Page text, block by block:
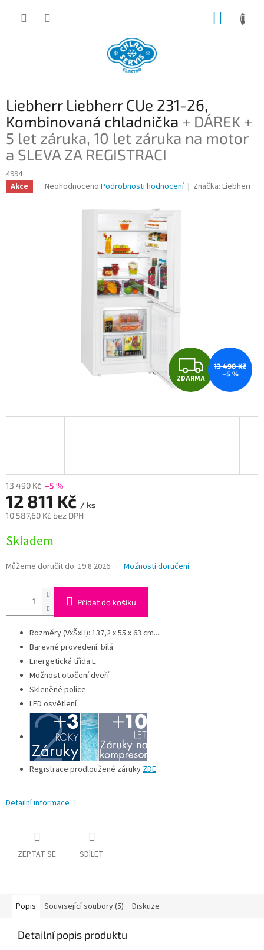
Liebherr Liebherr CUe 231-26,
Kombinovaná chladnička + DÁREK +
5 let záruka, 10 let záruka na motor
a SLEVA ZA REGISTRACI
4994
Akce
Průměrné
Neohodnoceno Podrobnosti hodnocení Značka:Liebherr
Z
D
A
ZDARMA
13 490 Kč
–5 %
13 490 Kč –5 %
12 811 Kč / ks
10 587,60 Kč bez DPH
cena:
Skladem
Můžeme doručit do: 19.8.2026 Možnosti doručení
Přidat do košíku
Rozměry (VxŠxH): 137,2 x 55 x 63 cm...
Barevné provedení: bílá
Energetická třída E
Možnost otočení dveří
Skleněné police
LED osvětlení
Registrace prodloužené zárukyZDE
Detailní informace
ZEPTAT SE SDÍLET
Popis Související soubory (5) Diskuze
Detailní popis produktu